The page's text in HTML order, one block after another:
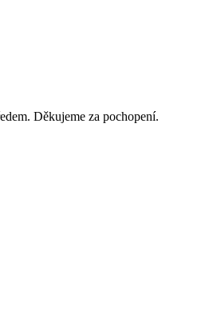
Děkujeme za pochopení.